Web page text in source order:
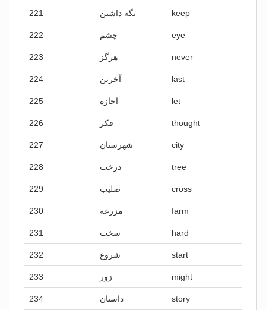
221 نگه داشتن keep
222 چشم eye
223 هرگز never
224 آخرین last
225 اجازه let
226 فکر thought
227 شهرستان city
228 درخت tree
229 صلیب cross
230 مزرعه farm
231 سخت hard
232 شروع start
233 زور might
234 داستان story